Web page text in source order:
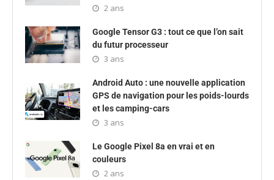
2 ans
Google Tensor G3 : tout ce que l’on sait
du futur processeur
3 ans
Android Auto : une nouvelle application
GPS de navigation pour les poids-lourds
et les camping-cars
3 ans
Le Google Pixel 8a en vrai et en
couleurs
2 ans